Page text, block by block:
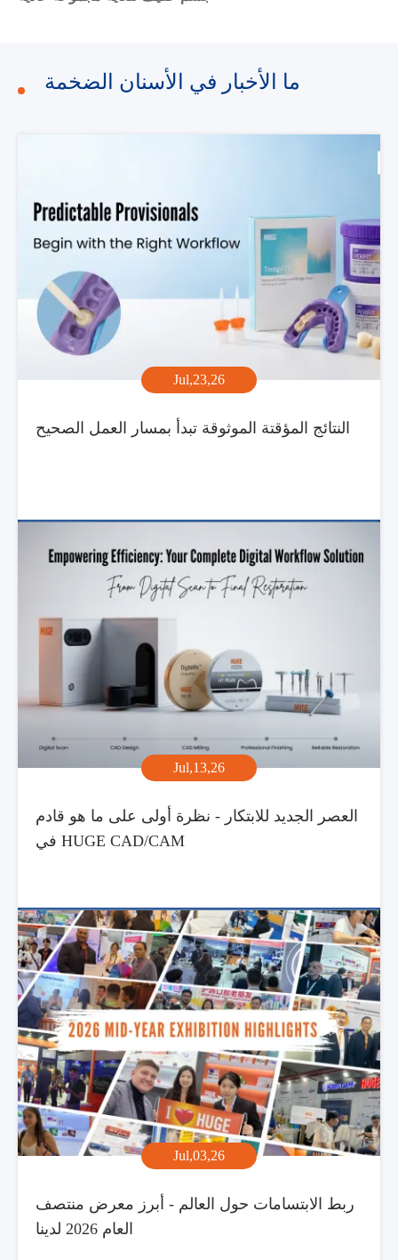
ما الأخبار في الأسنان الضخمة
Jul,23,26
النتائج المؤقتة الموثوقة تبدأ بمسار العمل الصحيح
Jul,13,26
العصر الجديد للابتكار - نظرة أولى على ما هو قادم
في HUGE CAD/CAM
Jul,03,26
ربط الابتسامات حول العالم - أبرز معرض منتصف
العام 2026 لدينا